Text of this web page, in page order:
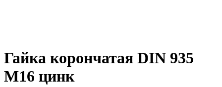
Гайка корончатая DIN 935
М16 цинк